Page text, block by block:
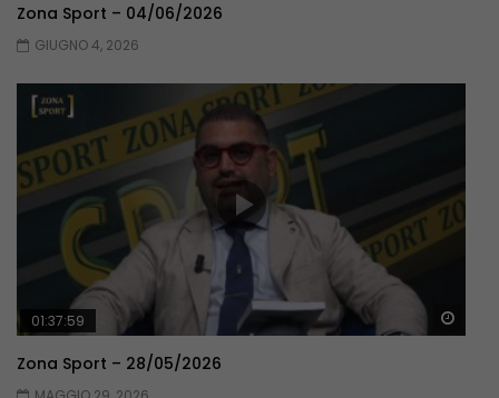
Zona Sport – 04/06/2026
GIUGNO 4, 2026
01:37:59
Zona Sport – 28/05/2026